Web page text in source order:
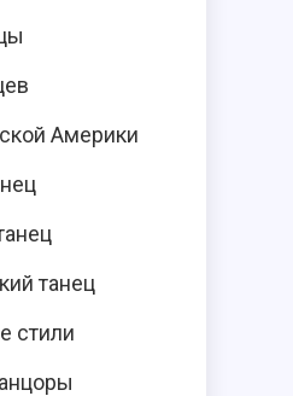
Америки
танец
стили